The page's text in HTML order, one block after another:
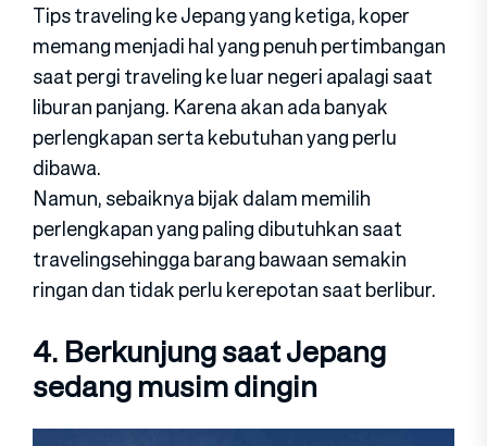
Tips traveling ke Jepang yang ketiga, koper
memang menjadi hal yang penuh pertimbangan
saat pergi traveling ke luar negeri apalagi saat
liburan panjang. Karena akan ada banyak
perlengkapan serta kebutuhan yang perlu
dibawa.
Namun, sebaiknya bijak dalam memilih
perlengkapan yang paling dibutuhkan saat
travelingsehingga barang bawaan semakin
ringan dan tidak perlu kerepotan saat berlibur.
4. Berkunjung saat Jepang
sedang musim dingin